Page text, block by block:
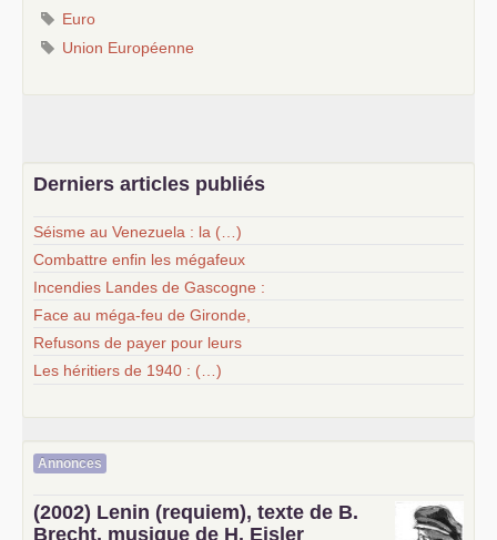
Euro
Union Européenne
Derniers articles publiés
Séisme au Venezuela : la (…)
Combattre enfin les mégafeux
Incendies Landes de Gascogne :
Face au méga-feu de Gironde,
Refusons de payer pour leurs
Les héritiers de 1940 : (…)
Annonces
(2002) Lenin (requiem), texte de B.
Brecht, musique de H. Eisler